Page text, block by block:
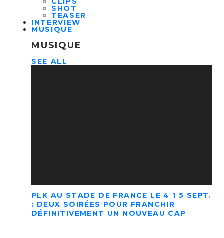
SHOT
TEASER
INTERVIEW
MUSIQUE
MUSIQUE
SEE ALL
PLK AU STADE DE FRANCE LE 4 1 5 SEPT.
: DEUX SOIRÉES POUR FRANCHIR
DÉFINITIVEMENT UN NOUVEAU CAP